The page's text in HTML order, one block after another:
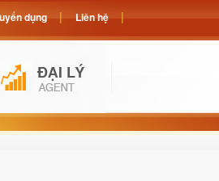
dụng Liên hệ